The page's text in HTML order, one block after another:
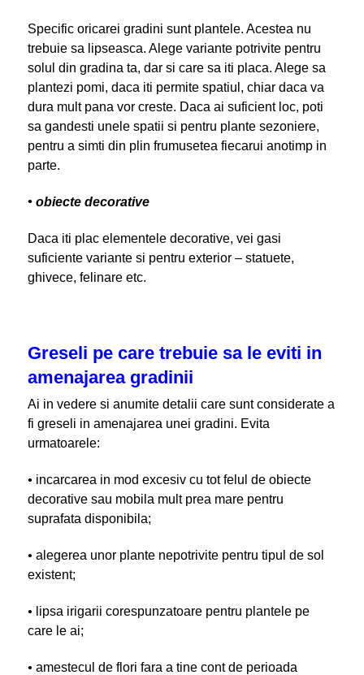
Specific oricarei gradini sunt plantele. Acestea nu
trebuie sa lipseasca. Alege variante potrivite pentru
solul din gradina ta, dar si care sa iti placa. Alege sa
plantezi pomi, daca iti permite spatiul, chiar daca va
dura mult pana vor creste. Daca ai suficient loc, poti
sa gandesti unele spatii si pentru plante sezoniere,
pentru a simti din plin frumusetea fiecarui anotimp in
parte.
• obiecte decorative
Daca iti plac elementele decorative, vei gasi
suficiente variante si pentru exterior – statuete,
ghivece, felinare etc.
Greseli pe care trebuie sa le eviti in
amenajarea gradinii
Ai in vedere si anumite detalii care sunt considerate a
fi greseli in amenajarea unei gradini. Evita
urmatoarele:
• incarcarea in mod excesiv cu tot felul de obiecte
decorative sau mobila mult prea mare pentru
suprafata disponibila;
• alegerea unor plante nepotrivite pentru tipul de sol
existent;
• lipsa irigarii corespunzatoare pentru plantele pe
care le ai;
• amestecul de flori fara a tine cont de perioada